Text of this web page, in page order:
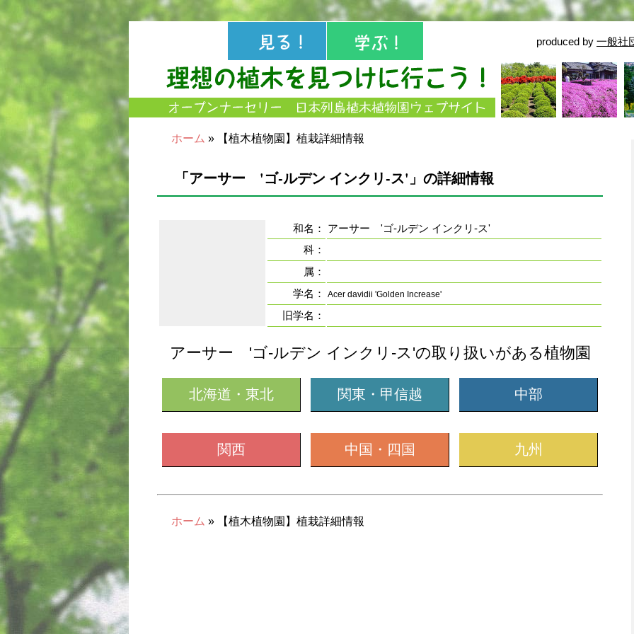
produced by 一般社
ホーム » 【植木植物園】植栽詳細情報
「アーサー 'ゴ-ルデン インクリ-ス'」の詳細情報
和名：
アーサー 'ゴ-ルデン インクリ-ス'
科：
属：
学名：
Acer davidii 'Golden Increase'
旧学名：
アーサー 'ゴ-ルデン インクリ-ス'の取り扱いがある植物園
北海道・東北 関東・甲信越 中部
関西 中国・四国 九州
ホーム » 【植木植物園】植栽詳細情報